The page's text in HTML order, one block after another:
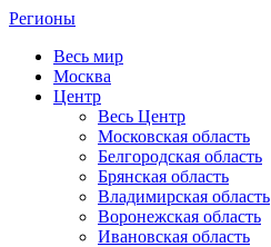
Регионы
Весь мир
Москва
Центр
Весь Центр
Московская область
Белгородская область
Брянская область
Владимирская область
Воронежская область
Ивановская область